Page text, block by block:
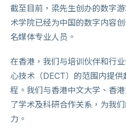
截至目前，梁先生创办的数字
术学院已经为中国的数字内容
名媒体专业人员。
在香港，我们与培训伙伴和行
心技术（DECT）的范围内提
程。我们与香港中文大学、香
了学术及科研合作关系，为我
力。